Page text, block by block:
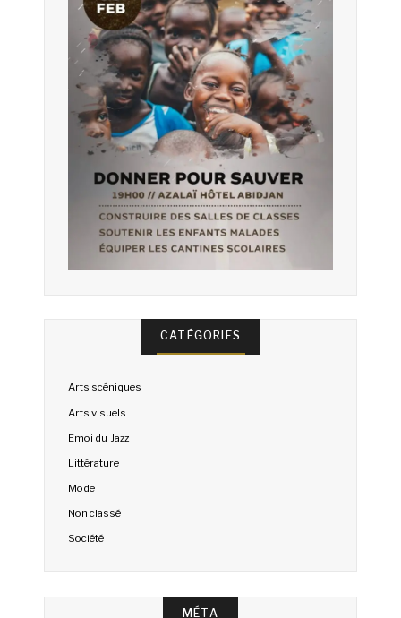
CATÉGORIES
Arts scéniques
Arts visuels
Emoi du Jazz
Littérature
Mode
Non classé
Société
MÉTA